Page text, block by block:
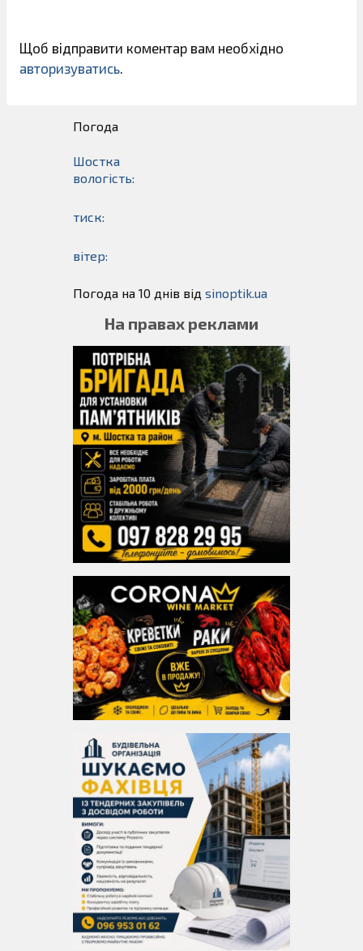
Щоб відправити коментар вам необхідно
авторизуватись
Погода
Шостка
вологість:
тиск:
вітер:
Погода на 10 днів від sinoptik.ua
На правах реклами